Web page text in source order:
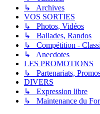
↳ Archives
VOS SORTIES
↳ Photos, Vidéos
↳ Ballades, Randos
↳ Compétition -
↳ Anecdotes
LES PROMOTIONS
↳ Partenariats,
DIVERS
↳ Expression libre
↳ Maintenance du